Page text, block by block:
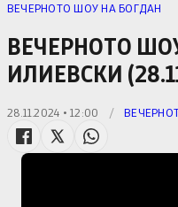
ВЕЧЕРНОТО ШОУ НА БОГДАН
ВЕЧЕРНОТО
ИЛИЕВСКИ
28.11.2024 • 12:00 /